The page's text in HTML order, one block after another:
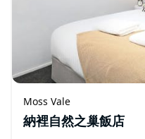
Moss Vale
納裡自然之巢飯店